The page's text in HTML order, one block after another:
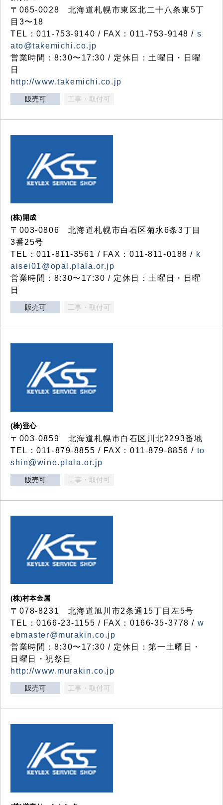
〒065-0028 北海道札幌市東区北二十八条東5丁
目3〜18
TEL：011-753-9140 / FAX：011-753-9148 / s
ato@takemichi.co.jp
営業時間：8:30〜17:30 / 定休日：土曜日・日曜
日
http://www.takemichi.co.jp
販売可 工事・取付可
(株)開成
〒003-0806 北海道札幌市白石区菊水6条3丁目
3番25号
TEL：011-811-3561 / FAX：011-811-0188 / k
aisei01@opal.plala.or.jp
営業時間：8:30〜17:30 / 定休日：土曜日・日曜
日
販売可 工事・取付可
(株)登心
〒003-0859 北海道札幌市白石区川北2293番地
TEL：011-879-8855 / FAX：011-879-8856 / to
shin@wine.plala.or.jp
販売可 工事・取付可
(株)村本金属
〒078-8231 北海道旭川市2条通15丁目左5号
TEL：0166-23-1155 / FAX：0166-35-3778 / w
ebmaster@murakin.co.jp
営業時間：8:30〜17:30 / 定休日：第一土曜日・
日曜日・祝祭日
http://www.murakin.co.jp
販売可 工事・取付可